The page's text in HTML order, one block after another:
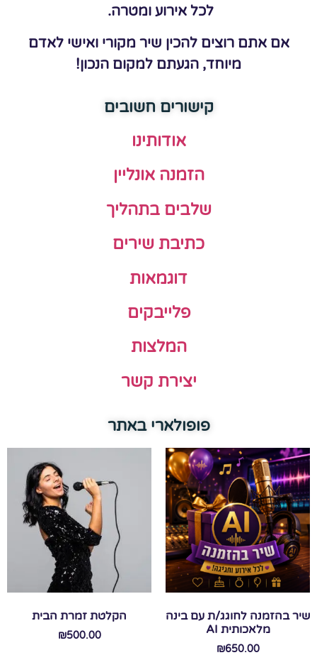
לכל אירוע ומטרה.
אם אתם רוצים להכין שיר מקורי ואישי לאדם
מיוחד, הגעתם למקום הנכון!
קישורים חשובים
אודותינו
הזמנה אונליין
שלבים בתהליך
כתיבת שירים
דוגמאות
פלייבקים
המלצות
יצירת קשר
פופולארי באתר
שיר בהזמנה לחוגג/ת עם בינה
מלאכותית AI
₪650.00
הקלטת זמרת הבית
₪500.00